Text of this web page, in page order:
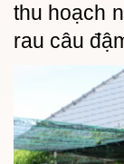
thu hoạch
rau câu